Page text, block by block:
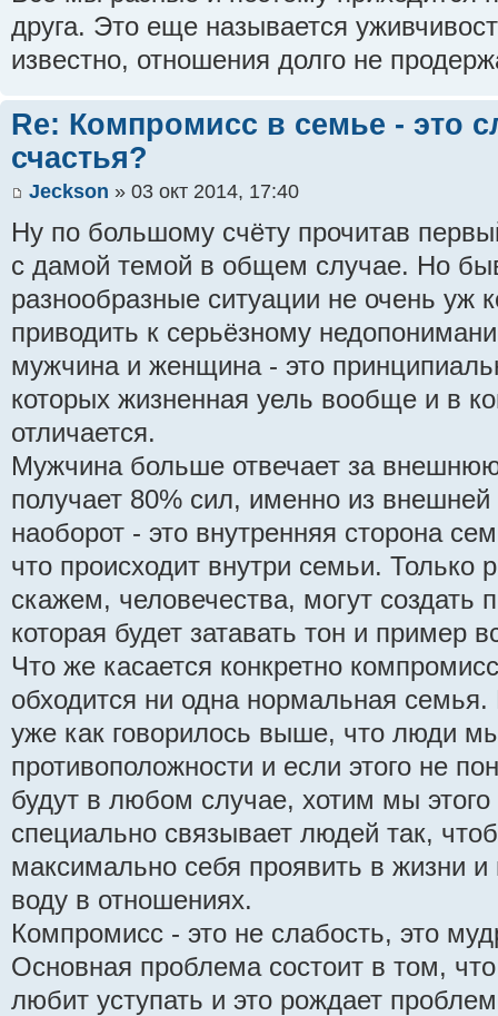
друга. Это еще называется
известно, отношения долго не
Re: Компромисс в семье - это
счастья?
Jeckson » 03 окт 2014, 17:40
Ну по большому счёту прочитав
с дамой темой в общем случае. Но
разнообразные ситуации не очень уж
приводить к серьёзному
мужчина и женщина - это
которых жизненная уель вообще и в
отличается.
Мужчина больше отвечает за
получает 80% сил, именно из
наоборот - это внутренняя сторона
что происходит внутри семьи. Только
скажем, человечества, могут создать
которая будет затавать тон и пример
Что же касается конкретно
обходится ни одна нормальная
уже как говорилось выше, что люди
противоположности и если этого не
будут в любом случае, хотим мы этого
специально связывает людей так,
максимально себя проявить в жизни
воду в отношениях.
Компромисс - это не слабость, это
Основная проблема состоит в том,
любит уступать и это рождает